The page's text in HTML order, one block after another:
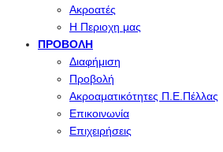
Ακροατές
Η Περιοχη μας
ΠΡΟΒΟΛΉ
Διαφήμιση
Προβολή
Ακροαματικότητες Π.Ε.Πέλλας
Επικοινωνία
Επιχειρήσεις